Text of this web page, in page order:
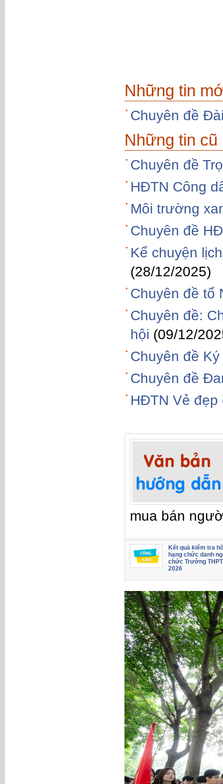
Những tin
Chuyên đề
Những tin cũ
Chuyên đề
HĐTN Công
Môi trường
Chuyên đề
Kể chuyện
(28/12/2025)
Chuyên đề tổ
Chuyên đề:
hội (09/12/
Chuyên đề
Chuyên đề
HĐTN Vẻ
mua bán
Kết quả kiểm tra
hạng chức danh
chức Trường
2026